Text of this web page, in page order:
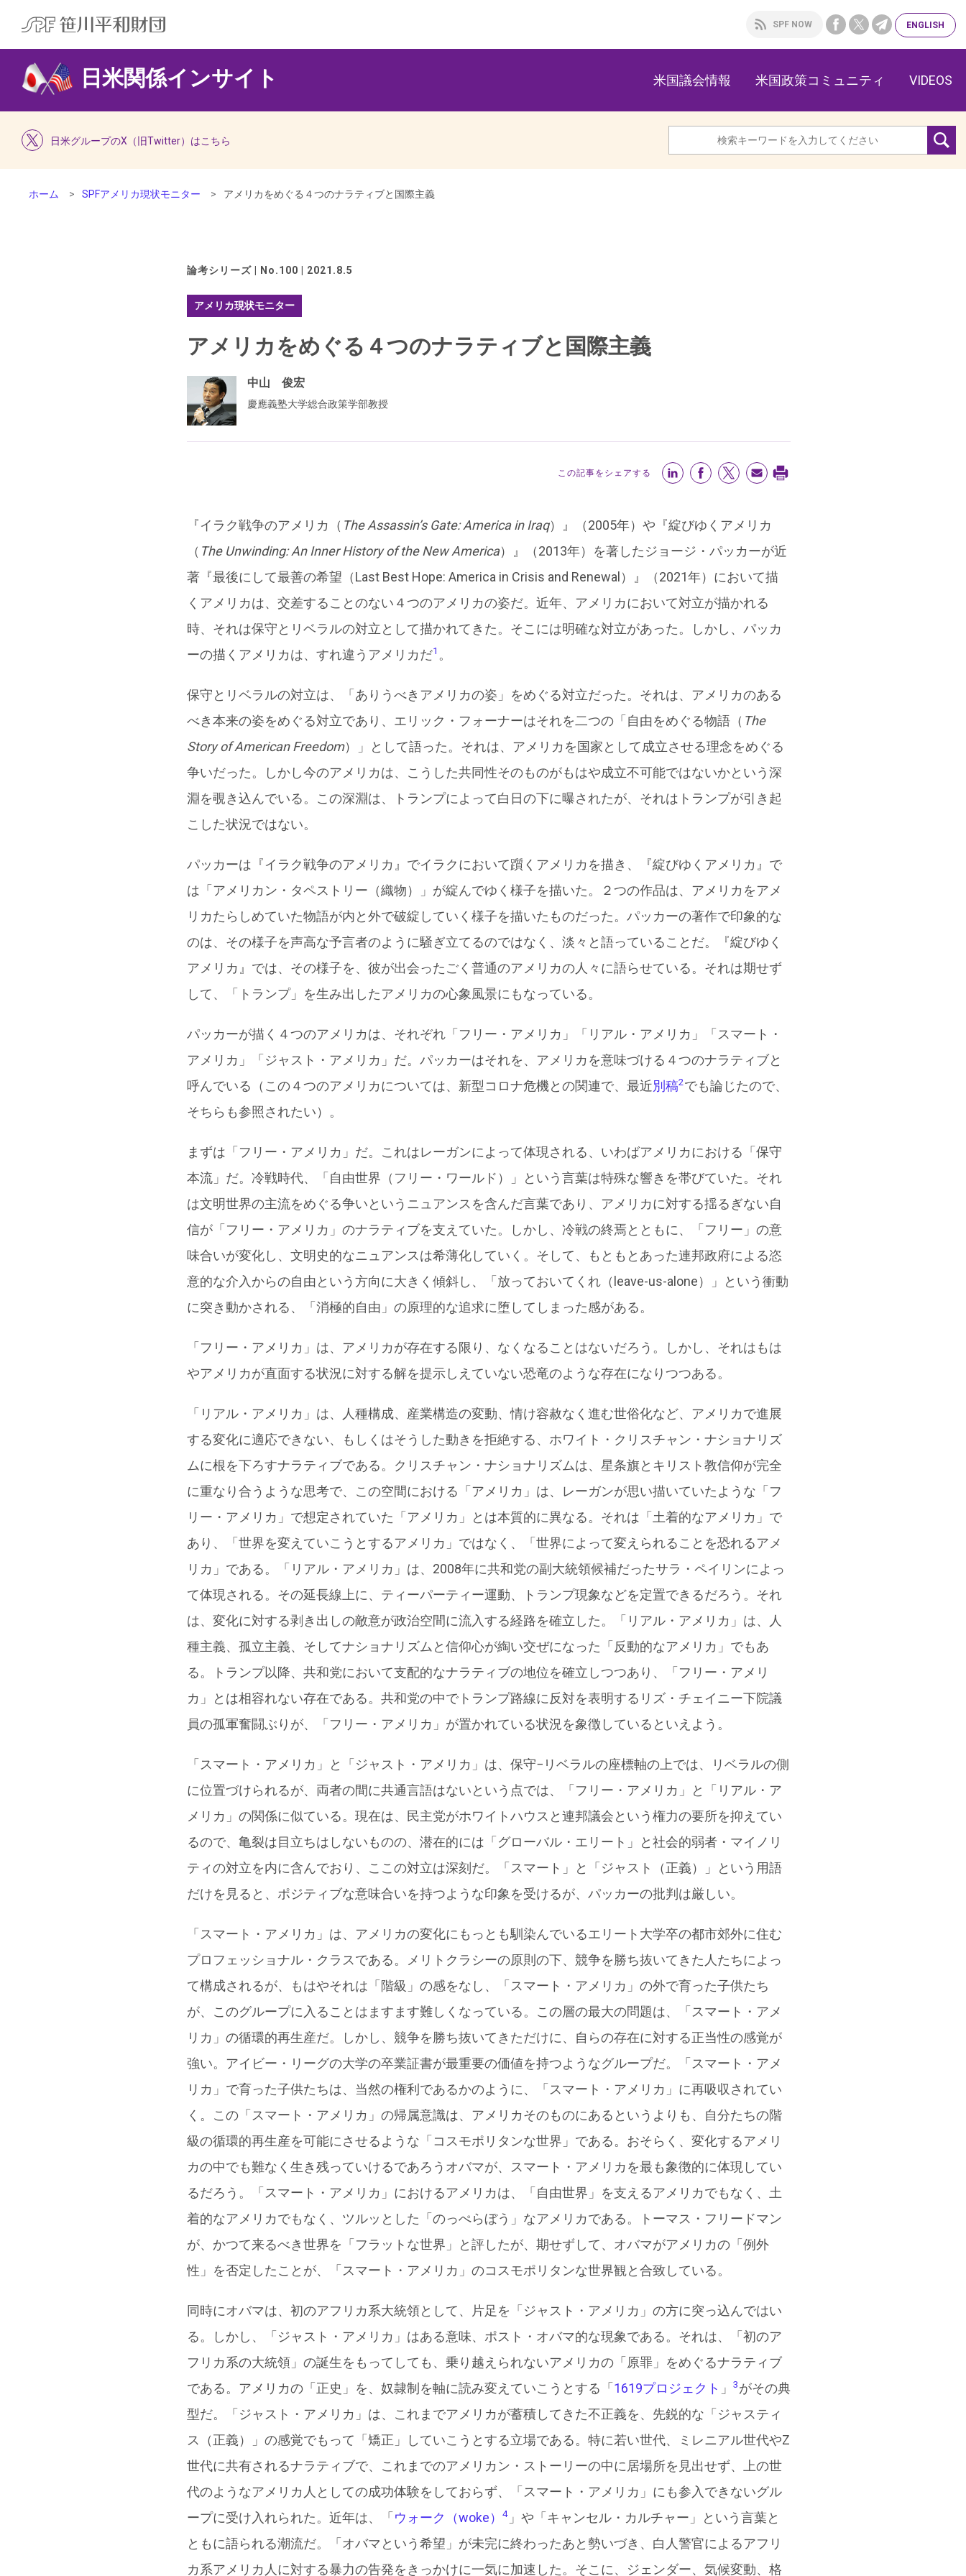
SPF NOW ENGLISH
日米関係インサイト 米国議会情報 米国政策コミュニティ VIDEOS
日米グループのX（旧Twitter）はこちら
ホーム SPFアメリカ現状モニター アメリカをめぐる４つのナラティブと国際主義
論考シリーズ | No.100 | 2021.8.5
アメリカ現状モニター
アメリカをめぐる４つのナラティブと国際主義
中山 俊宏
慶應義塾大学総合政策学部教授
この記事をシェアする
『イラク戦争のアメリカ（ The Assassin’s Gate: America in Iraq）』（2005年）や『綻びゆくアメリカ
（ The Unwinding: An Inner History of the New America）』（2013年）を著したジョージ・パッカーが近
著『最後にして最善の希望（Last Best Hope: America in Crisis and Renewal）』（2021年）において描
くアメリカは、交差することのない４つのアメリカの姿だ。近年、アメリカにおいて対立が描かれる
時、それは保守とリベラルの対立として描かれてきた。そこには明確な対立があった。しかし、パッカ
ーの描くアメリカは、すれ違うアメリカだ1 。
保守とリベラルの対立は、「ありうべきアメリカの姿」をめぐる対立だった。それは、アメリカのある
べき本来の姿をめぐる対立であり、エリック・フォーナーはそれを二つの「自由をめぐる物語（ The
Story of American Freedom）」として語った。それは、アメリカを国家として成立させる理念をめぐる
争いだった。しかし今のアメリカは、こうした共同性そのものがもはや成立不可能ではないかという深
淵を覗き込んでいる。この深淵は、トランプによって白日の下に曝されたが、それはトランプが引き起
こした状況ではない。
パッカーは『イラク戦争のアメリカ』でイラクにおいて躓くアメリカを描き、『綻びゆくアメリカ』で
は「アメリカン・タペストリー（織物）」が綻んでゆく様子を描いた。２つの作品は、アメリカをアメ
リカたらしめていた物語が内と外で破綻していく様子を描いたものだった。パッカーの著作で印象的な
のは、その様子を声高な予言者のように騒ぎ立てるのではなく、淡々と語っていることだ。『綻びゆく
アメリカ』では、その様子を、彼が出会ったごく普通のアメリカの人々に語らせている。それは期せず
して、「トランプ」を生み出したアメリカの心象風景にもなっている。
パッカーが描く４つのアメリカは、それぞれ「フリー・アメリカ」「リアル・アメリカ」「スマート・
アメリカ」「ジャスト・アメリカ」だ。パッカーはそれを、アメリカを意味づける４つのナラティブと
呼んでいる（この４つのアメリカについては、新型コロナ危機との関連で、最近別稿2でも論じたので、
そちらも参照されたい）。
まずは「フリー・アメリカ」だ。これはレーガンによって体現される、いわばアメリカにおける「保守
本流」だ。冷戦時代、「自由世界（フリー・ワールド）」という言葉は特殊な響きを帯びていた。それ
は文明世界の主流をめぐる争いというニュアンスを含んだ言葉であり、アメリカに対する揺るぎない自
信が「フリー・アメリカ」のナラティブを支えていた。しかし、冷戦の終焉とともに、「フリー」の意
味合いが変化し、文明史的なニュアンスは希薄化していく。そして、もともとあった連邦政府による恣
意的な介入からの自由という方向に大きく傾斜し、「放っておいてくれ（leave-us-alone）」という衝動
に突き動かされる、「消極的自由」の原理的な追求に堕してしまった感がある。
「フリー・アメリカ」は、アメリカが存在する限り、なくなることはないだろう。しかし、それはもは
やアメリカが直面する状況に対する解を提示しえていない恐竜のような存在になりつつある。
「リアル・アメリカ」は、人種構成、産業構造の変動、情け容赦なく進む世俗化など、アメリカで進展
する変化に適応できない、もしくはそうした動きを拒絶する、ホワイト・クリスチャン・ナショナリズ
ムに根を下ろすナラティブである。クリスチャン・ナショナリズムは、星条旗とキリスト教信仰が完全
に重なり合うような思考で、この空間における「アメリカ」は、レーガンが思い描いていたような「フ
リー・アメリカ」で想定されていた「アメリカ」とは本質的に異なる。それは「土着的なアメリカ」で
あり、「世界を変えていこうとするアメリカ」ではなく、「世界によって変えられることを恐れるアメ
リカ」である。「リアル・アメリカ」は、2008年に共和党の副大統領候補だったサラ・ペイリンによっ
て体現される。その延長線上に、ティーパーティー運動、トランプ現象などを定置できるだろう。それ
は、変化に対する剥き出しの敵意が政治空間に流入する経路を確立した。「リアル・アメリカ」は、人
種主義、孤立主義、そしてナショナリズムと信仰心が綯い交ぜになった「反動的なアメリカ」でもあ
る。トランプ以降、共和党において支配的なナラティブの地位を確立しつつあり、「フリー・アメリ
カ」とは相容れない存在である。共和党の中でトランプ路線に反対を表明するリズ・チェイニー下院議
員の孤軍奮闘ぶりが、「フリー・アメリカ」が置かれている状況を象徴しているといえよう。
「スマート・アメリカ」と「ジャスト・アメリカ」は、保守−リベラルの座標軸の上では、リベラルの側
に位置づけられるが、両者の間に共通言語はないという点では、「フリー・アメリカ」と「リアル・ア
メリカ」の関係に似ている。現在は、民主党がホワイトハウスと連邦議会という権力の要所を抑えてい
るので、亀裂は目立ちはしないものの、潜在的には「グローバル・エリート」と社会的弱者・マイノリ
ティの対立を内に含んでおり、ここの対立は深刻だ。「スマート」と「ジャスト（正義）」という用語
だけを見ると、ポジティブな意味合いを持つような印象を受けるが、パッカーの批判は厳しい。
「スマート・アメリカ」は、アメリカの変化にもっとも馴染んでいるエリート大学卒の都市郊外に住む
プロフェッショナル・クラスである。メリトクラシーの原則の下、競争を勝ち抜いてきた人たちによっ
て構成されるが、もはやそれは「階級」の感をなし、「スマート・アメリカ」の外で育った子供たち
が、このグループに入ることはますます難しくなっている。この層の最大の問題は、「スマート・アメ
リカ」の循環的再生産だ。しかし、競争を勝ち抜いてきただけに、自らの存在に対する正当性の感覚が
強い。アイビー・リーグの大学の卒業証書が最重要の価値を持つようなグループだ。「スマート・アメ
リカ」で育った子供たちは、当然の権利であるかのように、「スマート・アメリカ」に再吸収されてい
く。この「スマート・アメリカ」の帰属意識は、アメリカそのものにあるというよりも、自分たちの階
級の循環的再生産を可能にさせるような「コスモポリタンな世界」である。おそらく、変化するアメリ
カの中でも難なく生き残っていけるであろうオバマが、スマート・アメリカを最も象徴的に体現してい
るだろう。「スマート・アメリカ」におけるアメリカは、「自由世界」を支えるアメリカでもなく、土
着的なアメリカでもなく、ツルッとした「のっぺらぼう」なアメリカである。トーマス・フリードマン
が、かつて来るべき世界を「フラットな世界」と評したが、期せずして、オバマがアメリカの「例外
性」を否定したことが、「スマート・アメリカ」のコスモポリタンな世界観と合致している。
同時にオバマは、初のアフリカ系大統領として、片足を「ジャスト・アメリカ」の方に突っ込んではい
る。しかし、「ジャスト・アメリカ」はある意味、ポスト・オバマ的な現象である。それは、「初のア
フリカ系の大統領」の誕生をもってしても、乗り越えられないアメリカの「原罪」をめぐるナラティブ
である。アメリカの「正史」を、奴隷制を軸に読み変えていこうとする「 1619プロジェクト 」 3がその典
型だ。「ジャスト・アメリカ」は、これまでアメリカが蓄積してきた不正義を、先鋭的な「ジャスティ
ス（正義）」の感覚でもって「矯正」していこうとする立場である。特に若い世代、ミレニアル世代やZ
世代に共有されるナラティブで、これまでのアメリカン・ストーリーの中に居場所を見出せず、上の世
代のようなアメリカ人としての成功体験をしておらず、「スマート・アメリカ」にも参入できないグル
ープに受け入れられた。近年は、「 ウォーク（woke） 4 」や「キャンセル・カルチャー」という言葉と
ともに語られる潮流だ。「オバマという希望」が未完に終わったあと勢いづき、白人警官によるアフリ
カ系アメリカ人に対する暴力の告発をきっかけに一気に加速した。そこに、ジェンダー、気候変動、格